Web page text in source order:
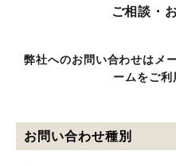
ご相談・
弊社へのお問い合わせはメ
ームをご利
お問い合わせ種別